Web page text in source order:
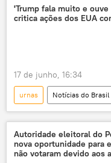
TSE
eleições
urna eletrônica
'Trump fala muito e
critica ações dos EUA
17 de junho, 16:34
urnas Notícias do Brasil
Donald Trump
Brasil
China
G7
eleições 2026
Autoridade eleitoral do
nova oportunidade para
não votaram devido aos